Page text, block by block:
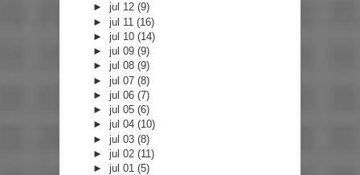
►jul 12(9)
►jul 11(16)
►jul 10(14)
►jul 09(9)
►jul 08(9)
►jul 07(8)
►jul 06(7)
►jul 05(6)
►jul 04(10)
►jul 03(8)
►jul 02(11)
►jul 01(5)